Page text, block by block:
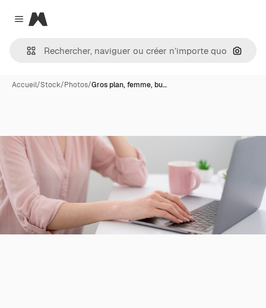
Close menu
Magnific
Accueil/Stock/Photos/Gros plan, femme, bu…